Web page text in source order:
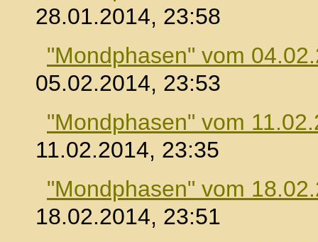
28.01.2014, 23:58
"Mondphasen" vom
05.02.2014, 23:53
"Mondphasen" vom
11.02.2014, 23:35
"Mondphasen" vom
18.02.2014, 23:51